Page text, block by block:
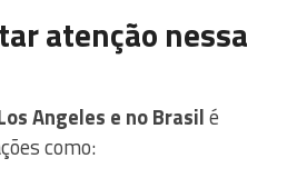
atenção nessa
Angeles e no Brasilé
como: